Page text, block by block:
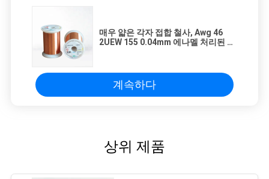
매우 얇은 각자 접합 철사, Awg 46
2UEW 155 0.04mm 에나멜 처리된 구
계속하다
상위 제품